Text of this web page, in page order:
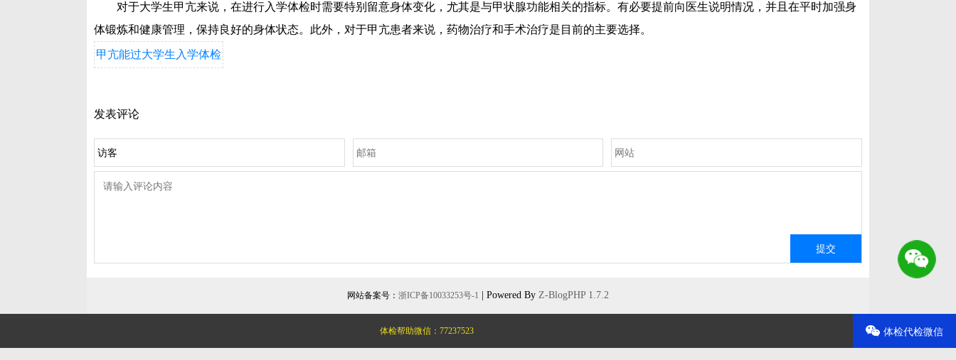
对于大学生甲亢来说，在进行入学体检时需要特别留意身体变化，尤其是与甲状腺功能相关的指标。有必要提前向医生说明情况，并且在平时加强身
体锻炼和健康管理，保持良好的身体状态。此外，对于甲亢患者来说，药物治疗和手术治疗是目前的主要选择。
甲亢能过大学生入学体检
发表评论
网站备案号： 浙ICP备10033253号-1 | Powered By Z-BlogPHP 1.7.2
体检帮助微信： 77237523 体检代检微信